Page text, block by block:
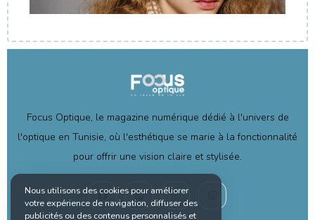
Focus Optique, le magazine numérique dédié à l'univers de
l'optique en Tunisie, où l'esthétique se marie à la fonctionnalité
pour offrir une vision claire et stylisée.
Nous utilisons des cookies pour améliorer
votre expérience de navigation, diffuser des
publicités ou des contenus personnalisés et